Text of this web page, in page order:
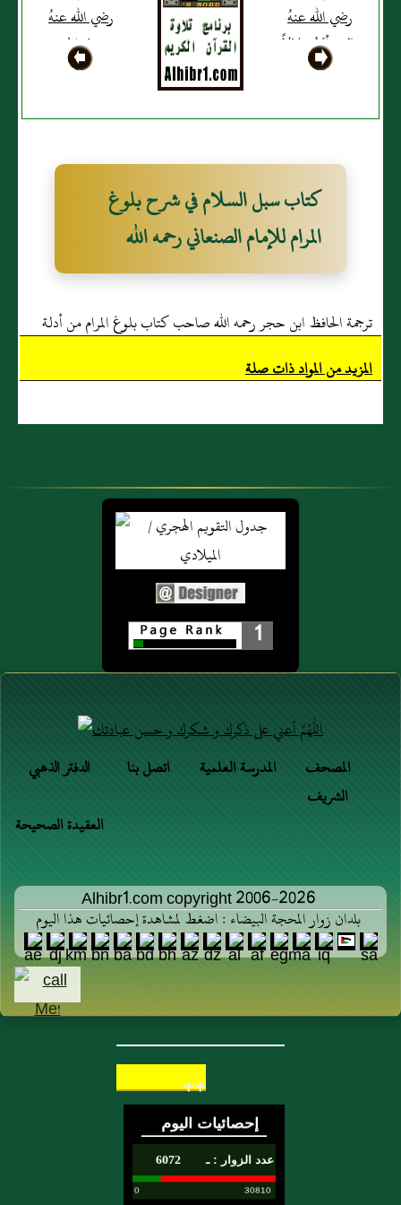
رضي الله عنهُ
قال: رأيْتُ بلالاً
يؤذن وأَتَتَبّعُ فَاه
وإصْبِعاهُ في
والترمذي
وصححهُ.
رضي الله عنهُ
ــــ في الحديث
الطويل، في
الصَّلاة ــــ ثمَّ
النّبي صَلّى الله
عَلَيْهِ وَسَلّم، كما
يوم. رواه مسلم.
كتاب سبل السلام في شرح بلوغ
المرام للإمام الصنعاني رحمه الله
ترجمة الحافظ ابن حجر رحمه الله صاحب كتاب بلوغ المرام من أدلة
الأحكام
المزيد من المواد ذات صلة
1
الدفتر الذهبي اتصل بنا المدرسة العلمية
المصحف
الشريف
العقيدة الصحيحة
Alhibr1.com copyright 2006-2026
بلدان زوار المحجة البيضاء : اضغط لمشاهدة إحصائيات هذا اليوم
++